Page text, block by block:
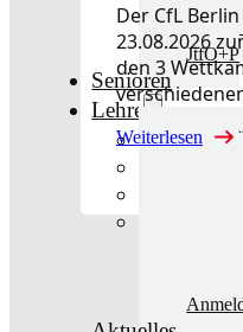
JtfO+P
Senioren
Lehre
Lehre
Der CfL
23.08.2026
den 3
Weiterlesen